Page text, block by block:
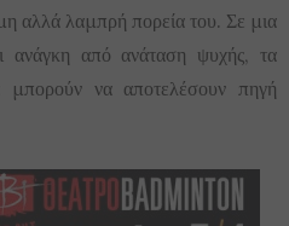
αλλά λαμπρή πορεία του. Σε μια
ανάγκη από ανάταση ψυχής, τα
να αποτελέσουν πηγή